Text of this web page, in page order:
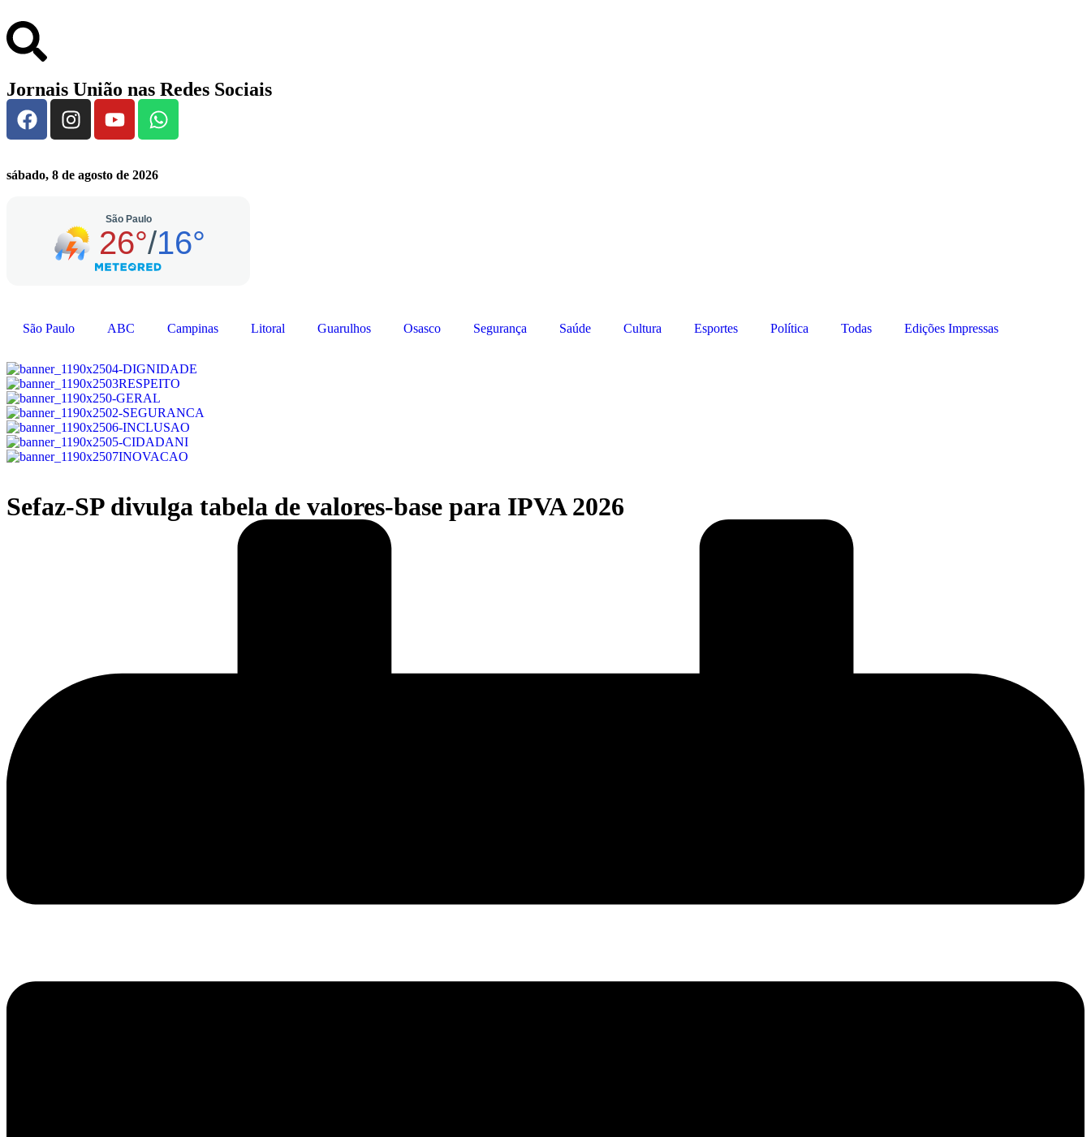
Jornais União nas Redes Sociais
sábado, 8 de agosto de 2026
São Paulo ABC Campinas Litoral Guarulhos Osasco Segurança Saúde Cultura Esportes Política Todas Edições Impressas
Sefaz-SP divulga tabela de valores-base para IPVA 2026